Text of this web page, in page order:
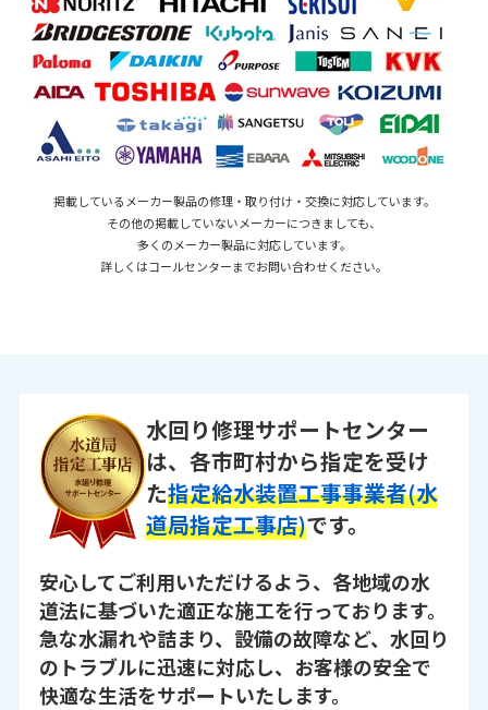
掲載しているメーカー製品の修理・取り付け・交換に対応しています。
その他の掲載していないメーカーにつきましても、
多くのメーカー製品に対応しています。
詳しくはコールセンターまでお問い合わせください。
水回り修理サポートセンター
は、各市町村から指定を受け
た指定給水装置工事事業者(水
道局指定工事店)です。
安心してご利用いただけるよう、各地域の水
道法に基づいた適正な施工を行っております。
急な水漏れや詰まり、設備の故障など、水回り
のトラブルに迅速に対応し、お客様の安全で
快適な生活をサポートいたします。